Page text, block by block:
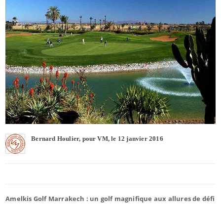
Bernard Houlier, pour VM, le 12 janvier 2016
Amelkis Golf Marrakech : un golf magnifique aux allures de défi